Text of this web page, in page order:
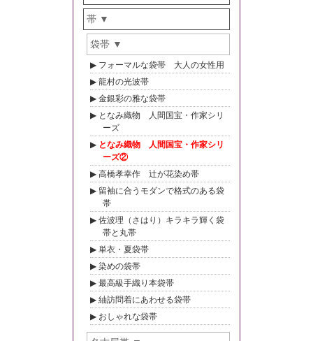
帯
袋帯
フォーマルな袋帯 大人の女性用
龍村の光波帯
金銀彩の雅な袋帯
となみ織物 人間国宝・作家シリ
ーズ
となみ織物 人間国宝・作家シリ
ーズ②
高橋孝幸作 辻が花染め帯
留袖に合うモダンで格式のある袋
帯
佐波理（さはり）キラキラ輝く袋
帯と丸帯
単衣・夏袋帯
染めの袋帯
最高級手織り本袋帯
紬訪問着にあわせる袋帯
おしゃれな袋帯